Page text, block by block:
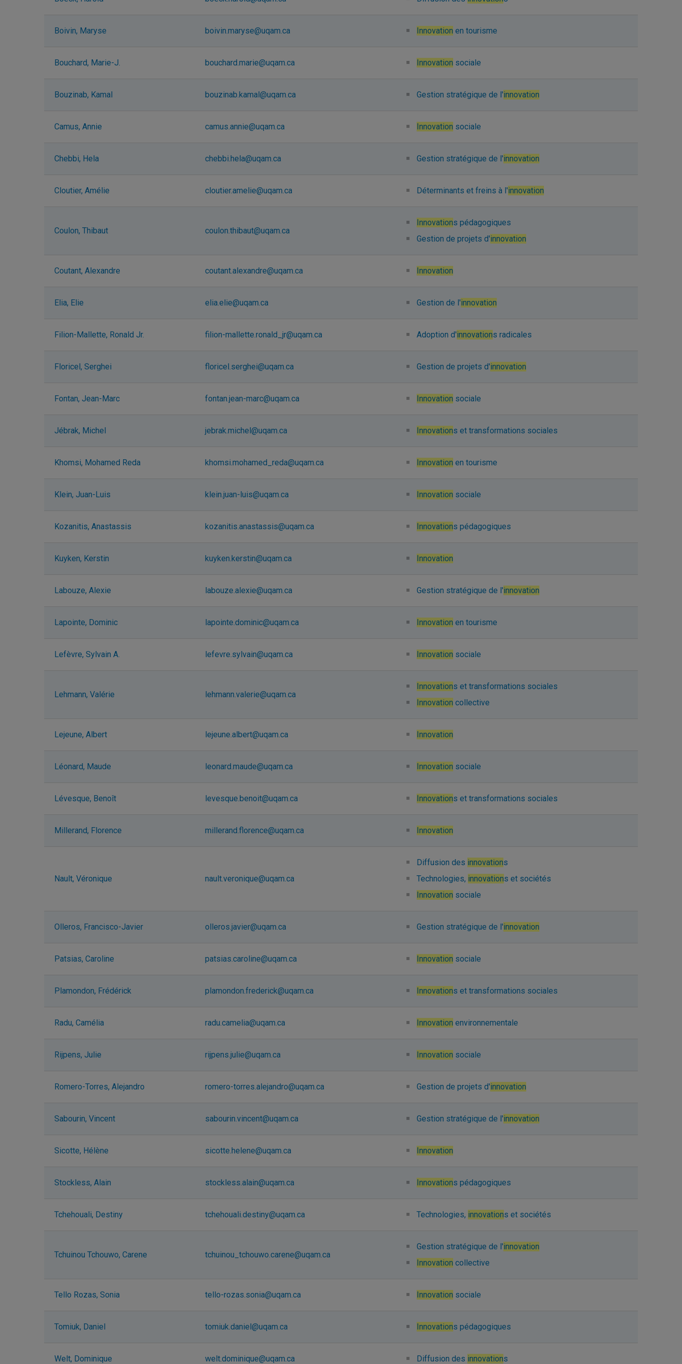
Boivin, Maryse boivin.maryse@uqam.ca Innovation en tourisme
Bouchard, Marie-J. bouchard.marie@uqam.ca Innovation sociale
Bouzinab, Kamal bouzinab.kamal@uqam.ca Gestion stratégique de l'innovation
Camus, Annie camus.annie@uqam.ca Innovation sociale
Chebbi, Hela chebbi.hela@uqam.ca Gestion stratégique de l'innovation
Cloutier, Amélie cloutier.amelie@uqam.ca Déterminants et freins à l'innovation
Coulon, Thibaut coulon.thibaut@uqam.ca
Innovations pédagogiques
Gestion de projets d'innovation
Coutant, Alexandre coutant.alexandre@uqam.ca Innovation
Elia, Elie elia.elie@uqam.ca Gestion de l'innovation
Filion-Mallette, Ronald Jr. filion-mallette.ronald_jr@uqam.ca Adoption d'innovations radicales
Floricel, Serghei floricel.serghei@uqam.ca Gestion de projets d'innovation
Fontan, Jean-Marc fontan.jean-marc@uqam.ca Innovation sociale
Jébrak, Michel jebrak.michel@uqam.ca Innovations et transformations sociales
Khomsi, Mohamed Reda khomsi.mohamed_reda@uqam.ca Innovation en tourisme
Klein, Juan-Luis klein.juan-luis@uqam.ca Innovation sociale
Kozanitis, Anastassis kozanitis.anastassis@uqam.ca Innovations pédagogiques
Kuyken, Kerstin kuyken.kerstin@uqam.ca Innovation
Labouze, Alexie labouze.alexie@uqam.ca Gestion stratégique de l'innovation
Lapointe, Dominic lapointe.dominic@uqam.ca Innovation en tourisme
Lefèvre, Sylvain A. lefevre.sylvain@uqam.ca Innovation sociale
Lehmann, Valérie lehmann.valerie@uqam.ca
Innovations et transformations sociales
Innovation collective
Lejeune, Albert lejeune.albert@uqam.ca Innovation
Léonard, Maude leonard.maude@uqam.ca Innovation sociale
Lévesque, Benoît levesque.benoit@uqam.ca Innovations et transformations sociales
Millerand, Florence millerand.florence@uqam.ca Innovation
Nault, Véronique nault.veronique@uqam.ca
Diffusion des innovations
Technologies, innovations et sociétés
Innovation sociale
Olleros, Francisco-Javier olleros.javier@uqam.ca Gestion stratégique de l'innovation
Patsias, Caroline patsias.caroline@uqam.ca Innovation sociale
Plamondon, Frédérick plamondon.frederick@uqam.ca Innovations et transformations sociales
Radu, Camélia radu.camelia@uqam.ca Innovation environnementale
Rijpens, Julie rijpens.julie@uqam.ca Innovation sociale
Romero-Torres, Alejandro romero-torres.alejandro@uqam.ca Gestion de projets d'innovation
Sabourin, Vincent sabourin.vincent@uqam.ca Gestion stratégique de l'innovation
Sicotte, Hélène sicotte.helene@uqam.ca Innovation
Stockless, Alain stockless.alain@uqam.ca Innovations pédagogiques
Tchehouali, Destiny tchehouali.destiny@uqam.ca Technologies, innovations et sociétés
Tchuinou Tchouwo, Carene tchuinou_tchouwo.carene@uqam.ca
Gestion stratégique de l'innovation
Innovation collective
Tello Rozas, Sonia tello-rozas.sonia@uqam.ca Innovation sociale
Tomiuk, Daniel tomiuk.daniel@uqam.ca Innovations pédagogiques
Welt, Dominique welt.dominique@uqam.ca Diffusion des innovations